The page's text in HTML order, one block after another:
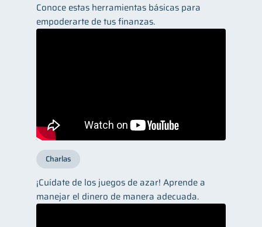
Conoce estas herramientas básicas para
empoderarte de tus finanzas.
Charlas
¡Cuídate de los juegos de azar! Aprende a
manejar el dinero de manera adecuada.